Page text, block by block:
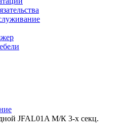
JFAL01A М/К 3-х секц.